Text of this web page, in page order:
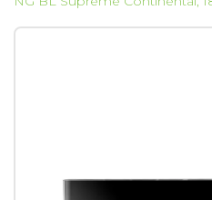
КЛИМАТИЦИ
Канални климатици